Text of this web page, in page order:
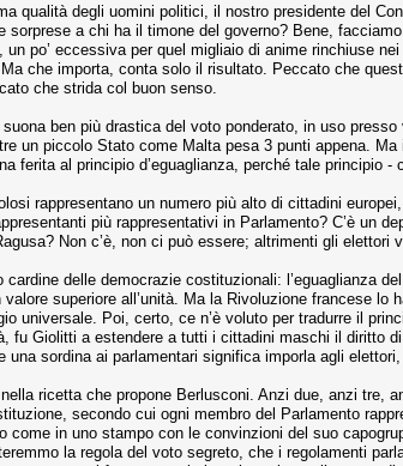
qualità degli uomini politici, il nostro presidente del
sorprese a chi ha il timone del governo? Bene,
po’ eccessiva per quel migliaio di anime rinchiuse
che importa, conta solo il risultato. Peccato che
che strida col buon senso.
ben più drastica del voto ponderato, in uso
un piccolo Stato come Malta pesa 3 punti appena.
ferita al principio d’eguaglianza, perché tale principio
rappresentano un numero più alto di cittadini
più rappresentativi in Parlamento? C’è un
Non c’è, non ci può essere; altrimenti gli elettori
cardine delle democrazie costituzionali: l’eguaglianza
superiore all’unità. Ma la Rivoluzione francese
universale. Poi, certo, ce n’è voluto per tradurre il
fu Giolitti a estendere a tutti i cittadini maschi il diritto
una sordina ai parlamentari significa imporla agli
ricetta che propone Berlusconi. Anzi due, anzi
secondo cui ogni membro del Parlamento
come in uno stampo con le convinzioni del suo
la regola del voto segreto, che i regolamenti